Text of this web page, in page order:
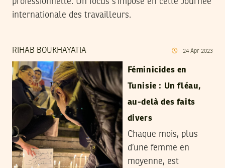
internationale des travailleurs.
RIHAB BOUKHAYATIA 24 Apr 2023
Féminicides en
Tunisie : Un fléau,
au-delà des faits
divers
Chaque mois, plus
d’une femme en
moyenne, est